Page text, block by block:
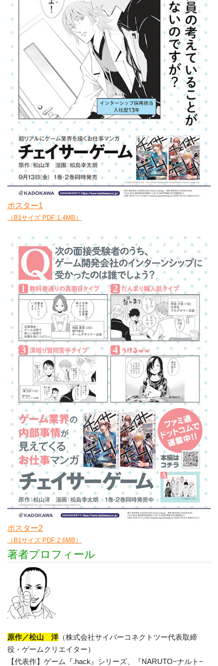
ポスター1
（B1サイズ PDF:1.4MB）
ポスター2
（B1サイズ PDF:2.6MB）
著者プロフィール
原作／松山 洋 （株式会社サイバーコネクトツー代表取締
役・ゲームクリエイター）
【代表作】ゲーム『.hack』シリーズ、『NARUTO−ナルト−